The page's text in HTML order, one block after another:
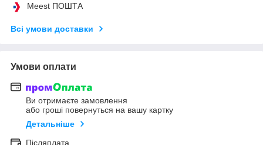
Meest ПОШТА
Всі умови доставки
Умови оплати
Ви отримаєте замовлення
або гроші повернуться на вашу картку
Детальніше
Післяплата